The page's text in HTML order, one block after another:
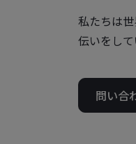
私たちは
伝いをして
問い合